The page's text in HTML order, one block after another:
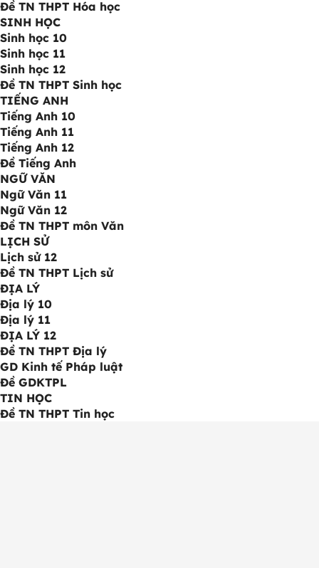
Đề TN THPT Hóa học
SINH HỌC
Sinh học 10
Sinh học 11
Sinh học 12
Đề TN THPT Sinh học
TIẾNG ANH
Tiếng Anh 10
Tiếng Anh 11
Tiếng Anh 12
Đề Tiếng Anh
NGỮ VĂN
Ngữ Văn 11
Ngữ Văn 12
Đề TN THPT môn Văn
LỊCH SỬ
Lịch sử 12
Đề TN THPT Lịch sử
ĐỊA LÝ
Địa lý 10
Địa lý 11
ĐỊA LÝ 12
Đề TN THPT Địa lý
GD Kinh tế Pháp luật
Đề GDKTPL
TIN HỌC
Đề TN THPT Tin học